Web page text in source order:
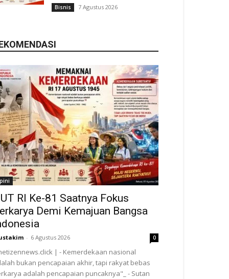
Bisnis 7 Agustus 2026
RI Ke-81 Saatnya Fokus
Demi Kemajuan Bangsa
- 6 Agustus 2026 0
| - Kemerdekaan nasional
bukan pencapaian akhir, tapi rakyat bebas
adalah pencapaian puncaknya"_ - Sutan